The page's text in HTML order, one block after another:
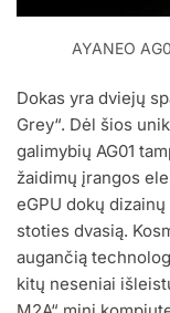
AYANEO
Dokas yra dviejų
Grey“. Dėl šios
galimybių AG01
žaidimų įrangos
eGPU dokų dizainų
stoties dvasią.
augančią
kitų neseniai